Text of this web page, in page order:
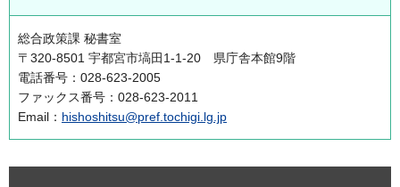
総合政策課 秘書室
〒320-8501 宇都宮市塙田1-1-20 県庁舎本館9階
電話番号：028-623-2005
ファックス番号：028-623-2011
Email： hishoshitsu@pref.tochigi.lg.jp